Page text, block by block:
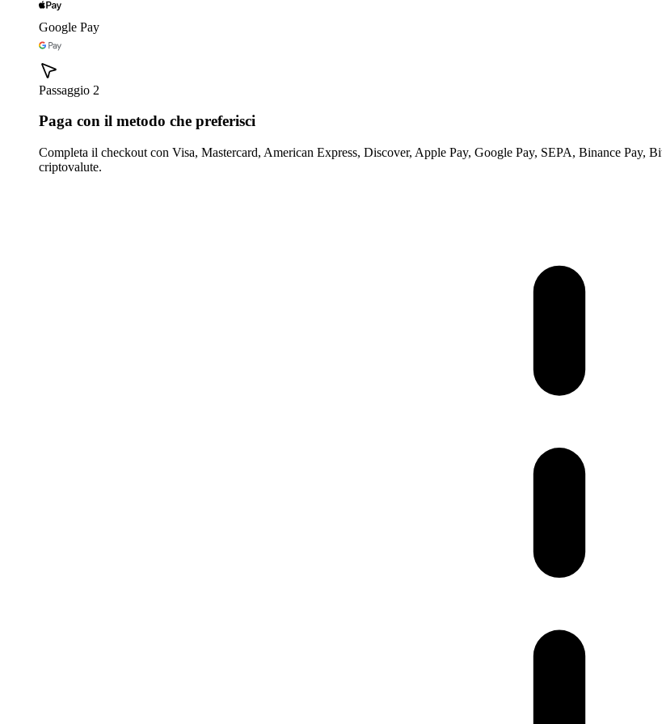
Google Pay
Passaggio 2
Paga con il metodo che preferisci
Completa il checkout con Visa, Mastercard, American Express, Discover, Apple Pay, Google Pay, SEPA, Binance
criptovalute.